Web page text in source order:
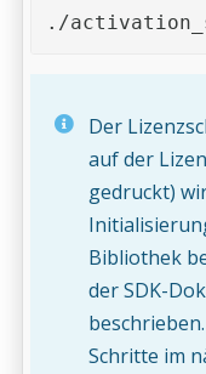
./
Der
auf der
gedruckt)
Bibliothek
der SDK-
Schritte im